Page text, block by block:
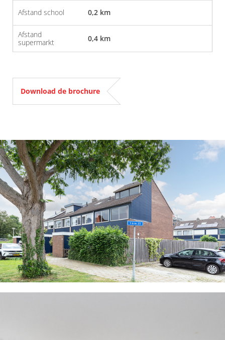
Afstand school 0,2 km
Afstand
supermarkt
0,4 km
Download de brochure